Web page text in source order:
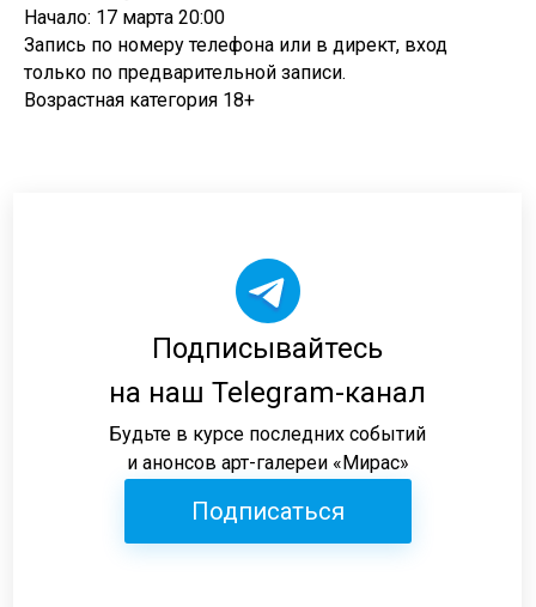
Начало: 17 марта 20:00
Запись по номеру телефона или в директ, вход
только по предварительной записи.
Возрастная категория 18+
Подписывайтесь
на наш Telegram-канал
Будьте в курсе последних событий
и анонсов арт-галереи «Мирас»
Подписаться